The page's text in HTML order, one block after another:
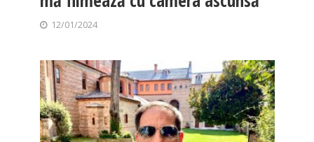
12/01/2024